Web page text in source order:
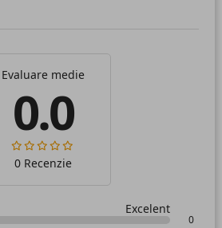
Evaluare medie
0.0
0 Recenzie
Excelent
0